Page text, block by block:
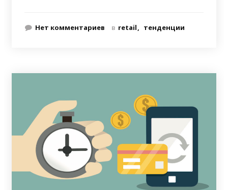
Нет комментариев в retail тенденции